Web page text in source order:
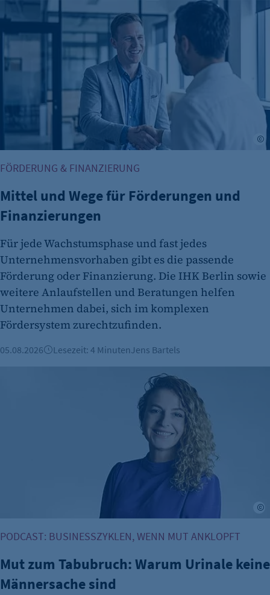
Mittel und Wege für Förderungen und Finanzierungen
FÖRDERUNG & FINANZIERUNG
Mittel und Wege für Förderungen und
Finanzierungen
Für jede Wachstumsphase und fast jedes
Unternehmensvorhaben gibt es die passende
Förderung oder Finanzierung. Die IHK Berlin sowie
weitere Anlaufstellen und Beratungen helfen
Unternehmen dabei, sich im komplexen
Fördersystem zurechtzufinden.
05.08.2026 Lesezeit: 4 MinutenJens Bartels
Mut zum Tabubruch: Warum Urinale keine Männersache
PODCAST: BUSINESSZYKLEN, WENN MUT ANKLOPFT
Mut zum Tabubruch: Warum Urinale keine
Männersache sind